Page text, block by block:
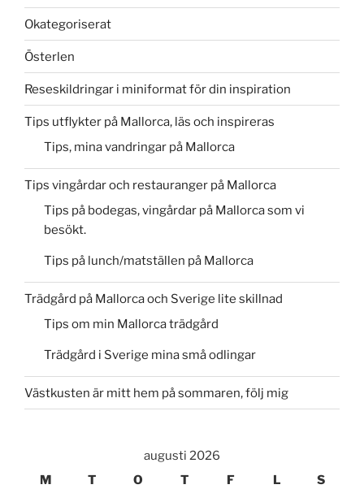
Okategoriserat
Österlen
Reseskildringar i miniformat för din inspiration
Tips utflykter på Mallorca, läs och inspireras
Tips, mina vandringar på Mallorca
Tips vingårdar och restauranger på Mallorca
Tips på bodegas, vingårdar på Mallorca som vi
besökt.
Tips på lunch/matställen på Mallorca
Trädgård på Mallorca och Sverige lite skillnad
Tips om min Mallorca trädgård
Trädgård i Sverige mina små odlingar
Västkusten är mitt hem på sommaren, följ mig
augusti 2026
M
T O T F L S